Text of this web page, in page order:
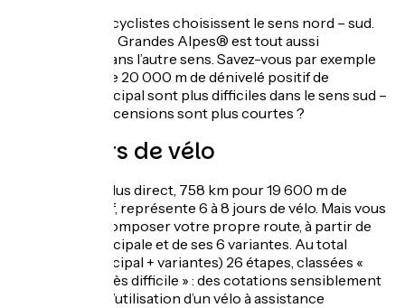
La plupart des cyclistes choisissent le sens nord – sud.
Mais Route des Grandes Alpes® est tout aussi
intéressante dans l’autre sens. Savez-vous par exemple
que les presque 20 000 m de dénivelé positif de
l’itinéraire principal sont plus difficiles dans le sens sud –
nord, car les ascensions sont plus courtes ?
6 à 8 jours de vélo
L’itinéraire le plus direct, 758 km pour 19 600 m de
dénivelé positif, représente 6 à 8 jours de vélo. Mais vous
pouvez aussi composer votre propre route, à partir de
l’itinéraire principale et de ses 6 variantes. Au total
(itinéraire principal + variantes) 26 étapes, classées «
Difficile » à « Très difficile » : des cotations sensiblement
atténuées par l’utilisation d’un vélo à assistance